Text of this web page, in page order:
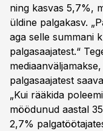
ning kasvas 5,7%,
üldine palgakasv.
aga selle summani
palgasaajatest.“
palgasaajatest
„Kui rääkida
möödunud aastal
2,7%